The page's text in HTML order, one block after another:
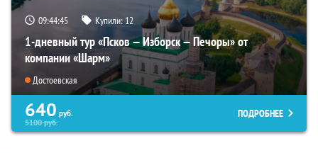
09:44:44 Купили:12
1-дневный тур «Псков — Изборск — Печоры» от
компании «Шарм»
Достоевская
640 руб.
5100руб.
ПОДРОБНЕЕ